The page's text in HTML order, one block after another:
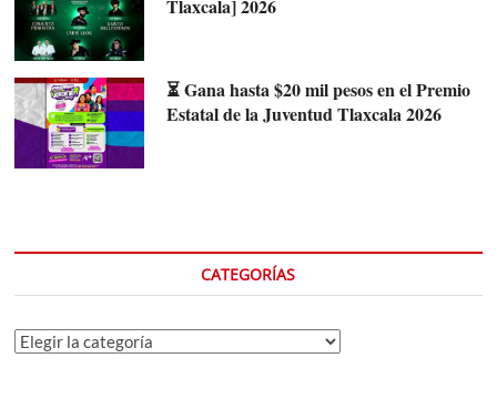
Tlaxcala] 2026
⏳ Gana hasta $20 mil pesos en el Premio
Estatal de la Juventud Tlaxcala 2026
CATEGORÍAS
Categorías